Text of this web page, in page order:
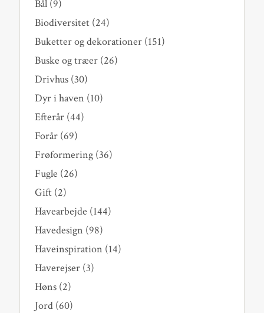
Bål(9)
Biodiversitet(24)
Buketter og dekorationer(151)
Buske og træer(26)
Drivhus(30)
Dyr i haven (10)
Efterår(44)
Forår(69)
Frøformering(36)
Fugle (26)
Gift(2)
Havearbejde (144)
Havedesign (98)
Haveinspiration (14)
Haverejser(3)
Høns(2)
Jord(60)